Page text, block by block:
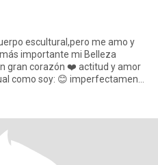
escultural,pero me amo y
importante mi Belleza
gran corazón ❤️ actitud y amor
como soy: 😊 imperfectamente